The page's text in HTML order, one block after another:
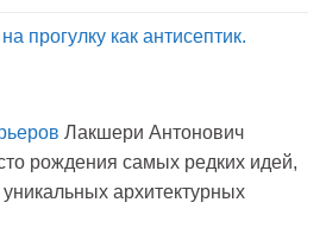
прогулку как антисептик.
Лакшери Антонович
рождения самых редких идей,
архитектурных